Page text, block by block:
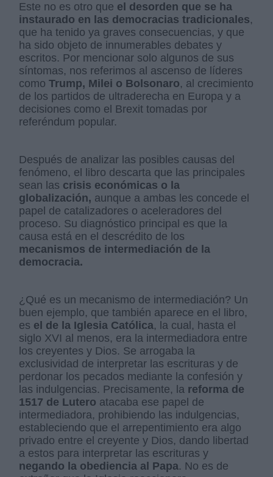
Este no es otro que el desorden que se ha
instaurado en las democracias tradicionales,
que ha tenido ya graves consecuencias, y que
ha sido objeto de innumerables debates y
escritos. Por mencionar solo algunos de sus
síntomas, nos referimos al ascenso de líderes
como Trump, Milei o Bolsonaro, al crecimiento
de los partidos de ultraderecha en Europa y a
decisiones como el Brexit tomadas por
referéndum popular.
Después de analizar las posibles causas del
fenómeno, el libro descarta que las principales
sean las crisis económicas o la
globalización, aunque a ambas les concede el
papel de catalizadores o aceleradores del
proceso. Su diagnóstico principal es que la
causa está en el descrédito de los
mecanismos de intermediación de la
democracia.
¿Qué es un mecanismo de intermediación? Un
buen ejemplo, que también aparece en el libro,
es el de la Iglesia Católica, la cual, hasta el
siglo XVI al menos, era la intermediadora entre
los creyentes y Dios. Se arrogaba la
exclusividad de interpretar las escrituras y de
perdonar los pecados mediante la confesión y
las indulgencias. Precisamente, la reforma de
1517 de Lutero atacaba ese papel de
intermediadora, prohibiendo las indulgencias,
estableciendo que el arrepentimiento era algo
privado entre el creyente y Dios, dando libertad
a estos para interpretar las escrituras y
negando la obediencia al Papa. No es de